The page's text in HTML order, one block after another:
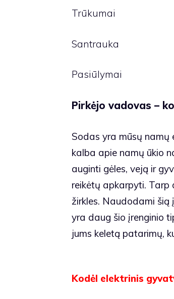
Trūkumai
Santrauka
Pasiūlymai
Pirkėjo vadovas –
Sodas yra mūsų
kalba apie namų ūkio
auginti gėles, veją ir
reikėtų apkarpyti. Tarp
žirkles. Naudodami
yra daug šio įrenginio
jums keletą patarimų,
Kodėl elektrinis